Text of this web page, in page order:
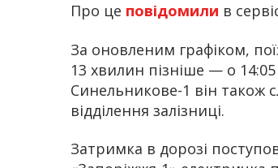
Про це повідомили в
За оновленим графіком,
13 хвилин пізніше — о 14:05
Синельникове-1 він також
відділення залізниці.
Затримка в дорозі